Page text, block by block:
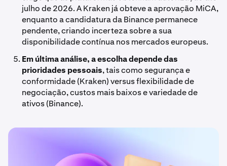
julho de 2026. A Kraken já obteve a aprovação MiCA,
enquanto a candidatura da Binance permanece
pendente, criando incerteza sobre a sua
disponibilidade contínua nos mercados europeus.
Em última análise, a escolha depende das
prioridades pessoais, tais como segurança e
conformidade (Kraken) versus flexibilidade de
negociação, custos mais baixos e variedade de
ativos (Binance).